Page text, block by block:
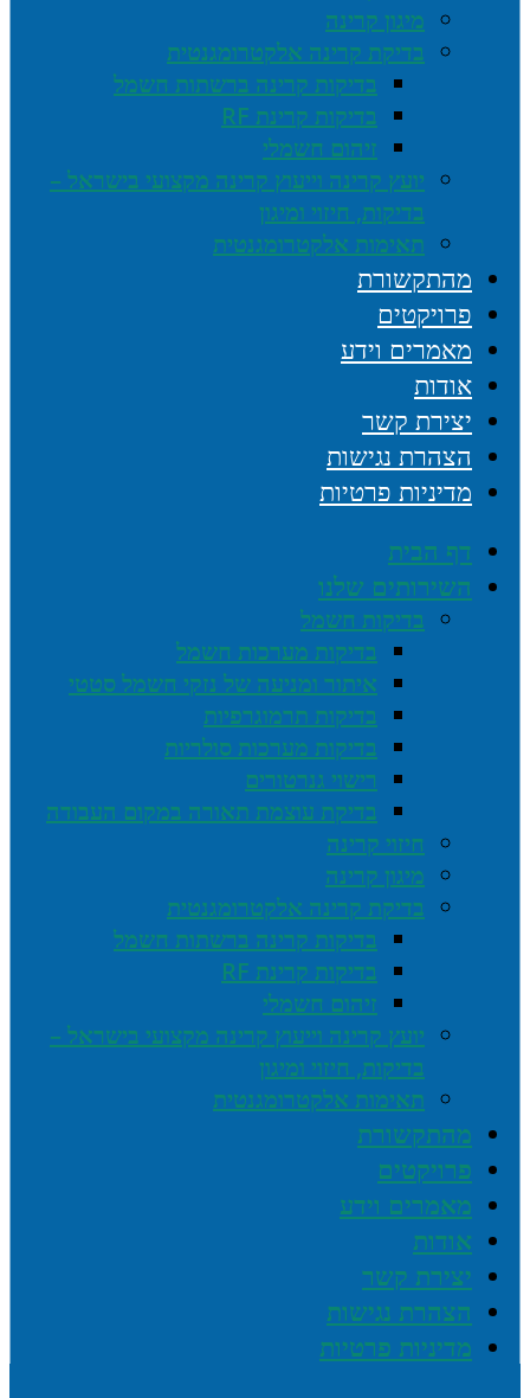
מיגון קרינה
בדיקת קרינה אלקטרומגנטית
בדיקות קרינה ברשתות חשמל
בדיקות קרינת RF
זיהום חשמלי
יועץ קרינה וייעוץ קרינה מקצועי בישראל –
בדיקות, חיזוי ומיגון
תאימות אלקטרומגנטית
מהתקשורת
פרויקטים
מאמרים וידע
אודות
יצירת קשר
הצהרת נגישות
מדיניות פרטיות
דף הבית
השירותים שלנו
בדיקות חשמל
בדיקות מערכות חשמל
איתור ומניעה של נזקי חשמל סטטי
בדיקות תרמוגרפיות
בדיקות מערכות סולריות
רישוי גנרטורים
בדיקת עוצמת תאורה במקום העבודה
חיזוי קרינה
מיגון קרינה
בדיקת קרינה אלקטרומגנטית
בדיקות קרינה ברשתות חשמל
בדיקות קרינת RF
זיהום חשמלי
יועץ קרינה וייעוץ קרינה מקצועי בישראל –
בדיקות, חיזוי ומיגון
תאימות אלקטרומגנטית
מהתקשורת
פרויקטים
מאמרים וידע
אודות
יצירת קשר
הצהרת נגישות
מדיניות פרטיות